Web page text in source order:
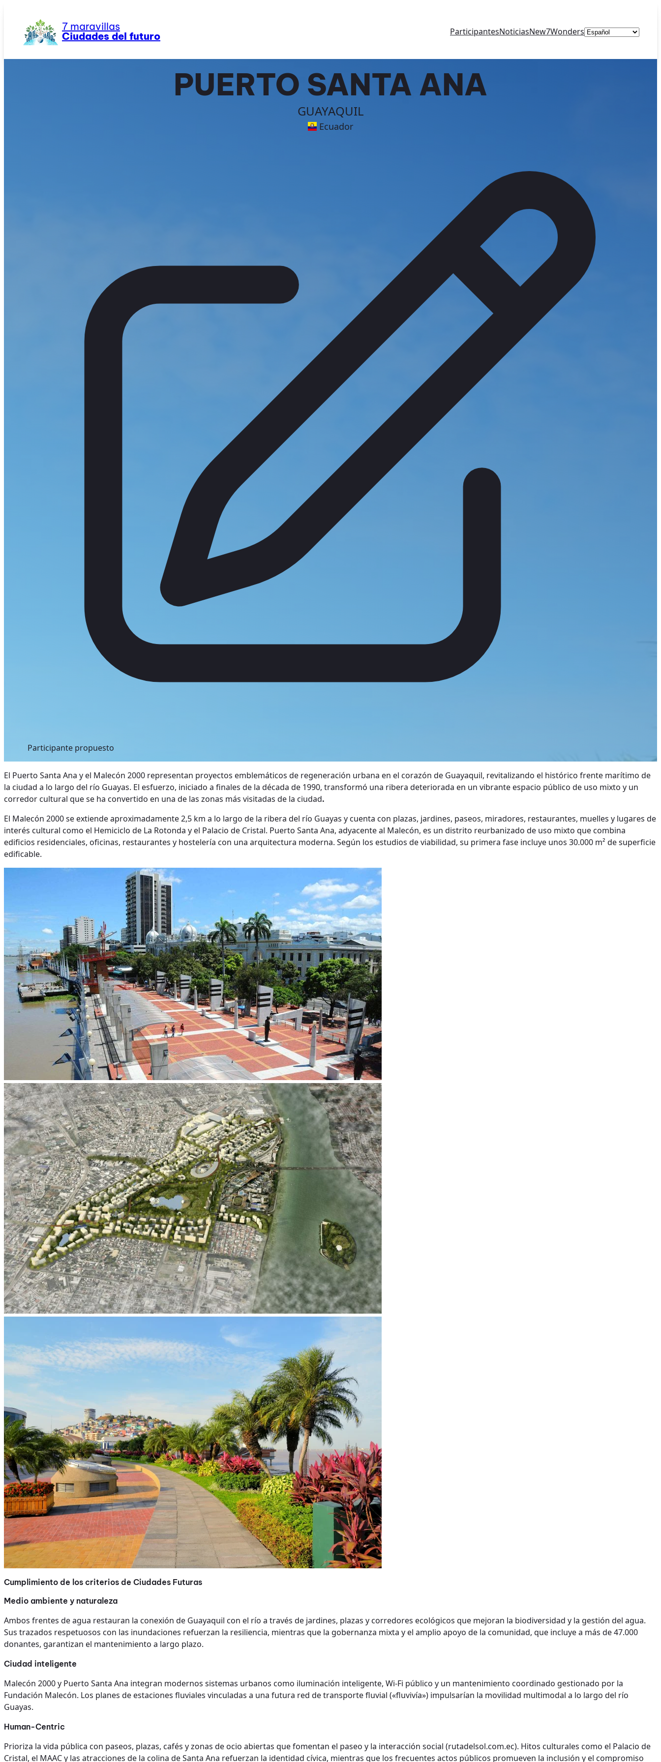
contenido
7 maravillas
Ciudades del futuro
ParticipantesNoticiasNew7WondersElegir
PUERTO SANTA ANA
GUAYAQUIL
Ecuador
Participante propuesto
El Puerto Santa Ana y el Malecón 2000 representan proyectos emblemáticos de regeneración urbana en el corazón de Guayaquil, revitalizando el histórico frente marítimo de
la ciudad a lo largo del río Guayas. El esfuerzo, iniciado a finales de la década de 1990, transformó una ribera deteriorada en un vibrante espacio público de uso mixto y un
corredor cultural que se ha convertido en una de las zonas más visitadas de la ciudad.
El Malecón 2000 se extiende aproximadamente 2,5 km a lo largo de la ribera del río Guayas y cuenta con plazas, jardines, paseos, miradores, restaurantes, muelles y lugares de
interés cultural como el Hemiciclo de La Rotonda y el Palacio de Cristal. Puerto Santa Ana, adyacente al Malecón, es un distrito reurbanizado de uso mixto que combina
edificios residenciales, oficinas, restaurantes y hostelería con una arquitectura moderna. Según los estudios de viabilidad, su primera fase incluye unos 30.000 m² de superficie
edificable.
Cumplimiento de los criterios de Ciudades Futuras
Medio ambiente y naturaleza
Ambos frentes de agua restauran la conexión de Guayaquil con el río a través de jardines, plazas y corredores ecológicos que mejoran la biodiversidad y la gestión del agua.
Sus trazados respetuosos con las inundaciones refuerzan la resiliencia, mientras que la gobernanza mixta y el amplio apoyo de la comunidad, que incluye a más de 47.000
donantes, garantizan el mantenimiento a largo plazo.
Ciudad inteligente
Malecón 2000 y Puerto Santa Ana integran modernos sistemas urbanos como iluminación inteligente, Wi-Fi público y un mantenimiento coordinado gestionado por la
Fundación Malecón. Los planes de estaciones fluviales vinculadas a una futura red de transporte fluvial («fluvivía») impulsarían la movilidad multimodal a lo largo del río
Guayas.
Human-Centric
Prioriza la vida pública con paseos, plazas, cafés y zonas de ocio abiertas que fomentan el paseo y la interacción social (rutadelsol.com.ec). Hitos culturales como el Palacio de
Cristal, el MAAC y las atracciones de la colina de Santa Ana refuerzan la identidad cívica, mientras que los frecuentes actos públicos promueven la inclusión y el compromiso